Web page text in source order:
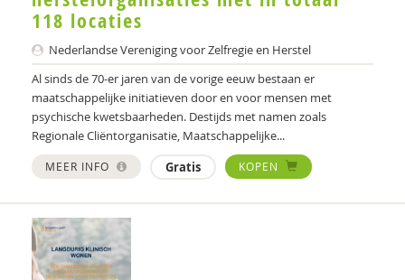
Evelien Coppens
Daantje Daniëls
Jakob de Boer
Kathleen De Cuyper
Elise De Groot
Simone de Roos
118 locaties
Nederlandse Vereniging voor Zelfregie en Herstel
Al sinds de 70-er jaren van de vorige eeuw bestaan er
maatschappelijke initiatieven door en voor mensen met
psychische kwetsbaarheden. Destijds met namen zoals
Regionale Cliëntorganisatie, Maatschappelijke...
MEER INFO Gratis KOPEN